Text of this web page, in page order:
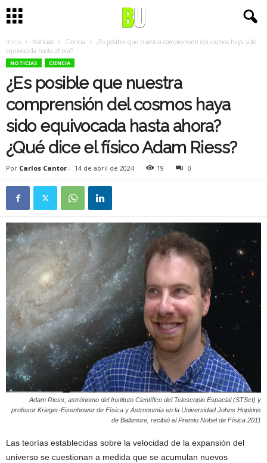
Inicio Noticias Ciencia
¿Es posible que nuestra comprensión del cosmos haya sido
equivocada hasta ahora?...
NOTICIAS CIENCIA
¿Es posible que nuestra
comprensión del cosmos haya
sido equivocada hasta ahora?
¿Qué dice el físico Adam Riess?
Por Carlos Cantor - 14 de abril de 2024 19 0
Adam Riess, astrónomo del Instituto Científico del Telescopio Espacial (STScI) y
profesor Krieger-Eisenhower de Física y Astronomía en la Universidad Johns Hopkins
de Baltimore, recibió el Premio Nobel de Física 2011
Las teorías establecidas sobre la velocidad de la expansión del
universo se cuestionan a medida que se acumulan nuevos